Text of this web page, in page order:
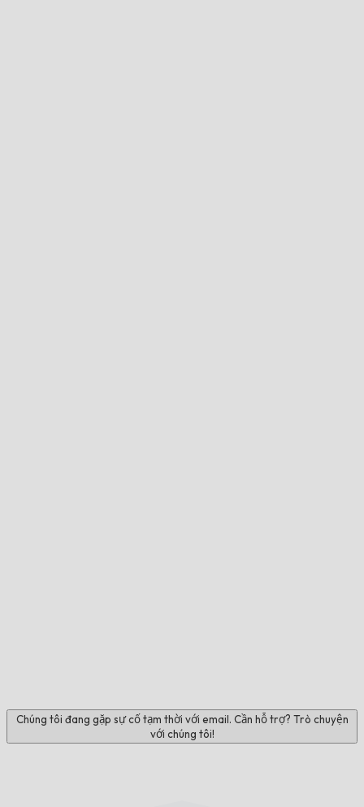
Chúng tôi đang gặp sự cố tạm thời với email. Cần hỗ trợ? Trò chuyện
với chúng tôi!